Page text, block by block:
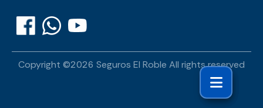
Copyright ©2026 Seguros El Roble All rights reserved